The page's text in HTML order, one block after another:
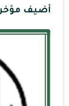
أضيف